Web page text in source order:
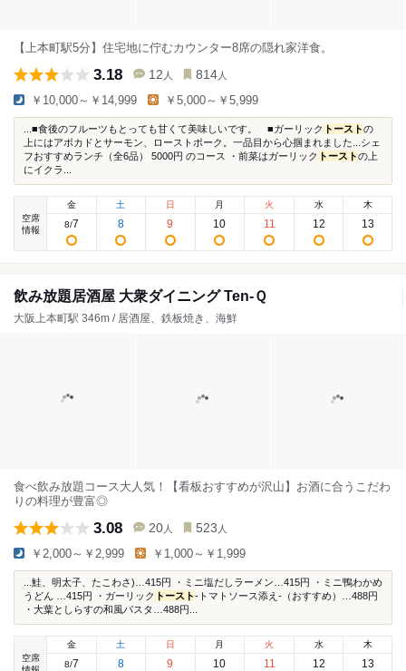
【上本町駅5分】住宅地に佇むカウンター8席の隠れ家洋食。
3.18 12 人 814 人
￥10,000～￥14,999 ￥5,000～￥5,999
...■食後のフルーツもとっても甘くて美味しいです。 ■ガーリック トーストの
上にはアボカドとサーモン、ローストポーク。一品目から心掴まれました...シェ
フおすすめランチ（全6品） 5000円 のコース ・前菜はガーリック トーストの上
にイクラ...
空席
情報
金
8/7
土
8
日
9
月
10
火
11
水
12
木
13
飲み放題居酒屋 大衆ダイニング Ten-Ｑ
大阪上本町駅 346m / 居酒屋、鉄板焼き、海鮮
食べ飲み放題コース大人気！【看板おすすめが沢山】お酒に合うこだわ
りの料理が豊富◎
3.08 20 人 523 人
￥2,000～￥2,999 ￥1,000～￥1,999
...鮭、明太子、たこわさ)…415円 ・ミニ塩だしラーメン…415円 ・ミニ鴨わかめ
うどん …415円 ・ガーリック トースト-トマトソース添え-（おすすめ）…488円
・大葉としらすの和風パスタ…488円...
空席
金
8/7
土
8
日
9
月
10
火
11
水
12
木
13